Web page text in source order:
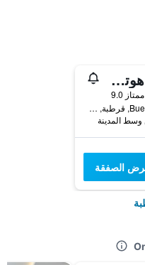
ويندسور هوتل آند تاور
ممتاز 9.0
Buenos Aires 214, قرطبة, محافظة كوردوبا, الأرجنتين
الصفقة